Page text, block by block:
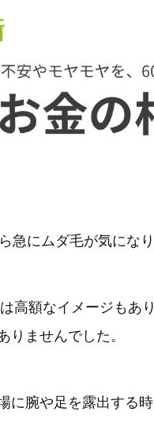
急にムダ毛が気にな
高額なイメージもあ
りませんでした。
に腕や足を露出する